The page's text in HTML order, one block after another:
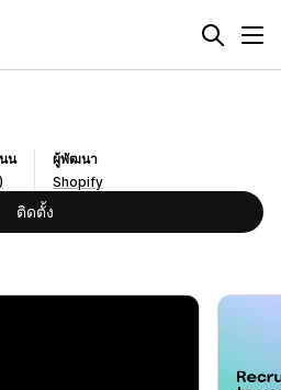
น
ผู้พัฒนา
Shopify
ติดตั้ง